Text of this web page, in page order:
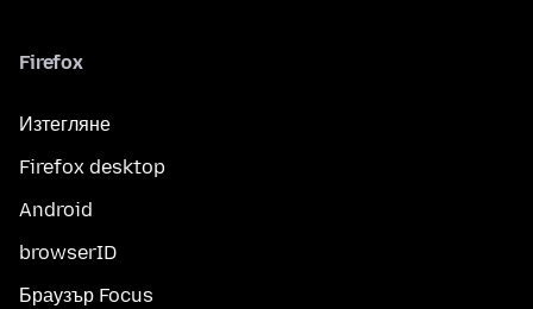
Firefox
Изтегляне
Firefox desktop
Android
browserID
Браузър Focus